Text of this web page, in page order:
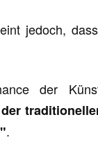
jedoch,
der
.